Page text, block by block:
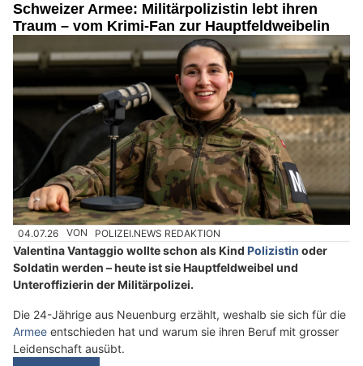
Schweizer Armee: Militärpolizistin lebt ihren
Traum – vom Krimi-Fan zur Hauptfeldweibelin
04.07.26 VON POLIZEI.NEWS REDAKTION
Valentina Vantaggio wollte schon als Kind Polizistin oder
Soldatin werden – heute ist sie Hauptfeldweibel und
Unteroffizierin der Militärpolizei.
Die 24-Jährige aus Neuenburg erzählt, weshalb sie sich für die
Armee entschieden hat und warum sie ihren Beruf mit grosser
Leidenschaft ausübt.